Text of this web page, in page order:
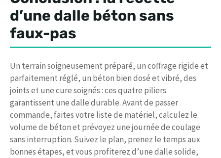
d’une dalle béton sans
faux-pas
Un terrain soigneusement préparé, un coffrage rigide et
parfaitement réglé, un béton bien dosé et vibré, des
joints et une cure soignés : ces quatre piliers
garantissent une dalle durable. Avant de passer
commande, faites votre liste de matériel, calculez le
volume de béton et prévoyez une journée de coulage
sans interruption. Suivez le plan, prenez le temps aux
bonnes étapes, et vous profiterez d’une dalle solide,